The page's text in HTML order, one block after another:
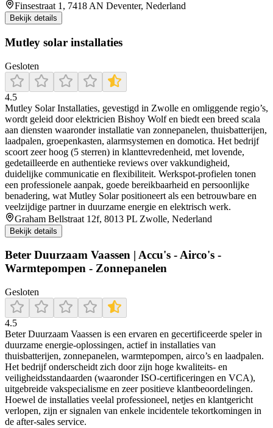
Finsestraat 1, 7418 AN Deventer, Nederland
Bekijk details
Mutley solar installaties
Gesloten
4.5
Mutley Solar Installaties, gevestigd in Zwolle en omliggende regio’s,
wordt geleid door elektricien Bishoy Wolf en biedt een breed scala
aan diensten waaronder installatie van zonnepanelen, thuisbatterijen,
laadpalen, groepenkasten, alarmsystemen en domotica. Het bedrijf
scoort zeer hoog (5 sterren) in klanttevredenheid, met lovende,
gedetailleerde en authentieke reviews over vakkundigheid,
duidelijke communicatie en flexibiliteit. Werkspot-profielen tonen
een professionele aanpak, goede bereikbaarheid en persoonlijke
benadering, wat Mutley Solar positioneert als een betrouwbare en
veelzijdige partner in duurzame energie en elektrisch werk.
Graham Bellstraat 12f, 8013 PL Zwolle, Nederland
Bekijk details
Beter Duurzaam Vaassen | Accu's - Airco's -
Warmtepompen - Zonnepanelen
Gesloten
4.5
Beter Duurzaam Vaassen is een ervaren en gecertificeerde speler in
duurzame energie-oplossingen, actief in installaties van
thuisbatterijen, zonnepanelen, warmtepompen, airco’s en laadpalen.
Het bedrijf onderscheidt zich door zijn hoge kwaliteits- en
veiligheidsstandaarden (waaronder ISO‑certificeringen en VCA),
uitgebreide vakspecialisme en zeer positieve klantbeoordelingen.
Hoewel de installaties veelal professioneel, netjes en klantgericht
verlopen, zijn er signalen van enkele incidentele tekortkomingen in
de after‑sales service.